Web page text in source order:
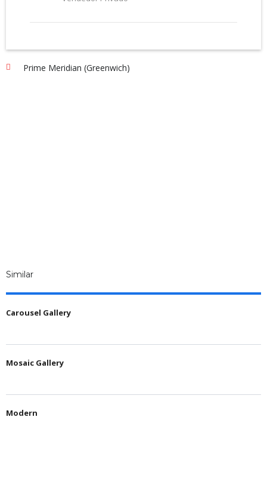
Prime Meridian (Greenwich)
Similar
Carousel Gallery
Mosaic Gallery
Modern